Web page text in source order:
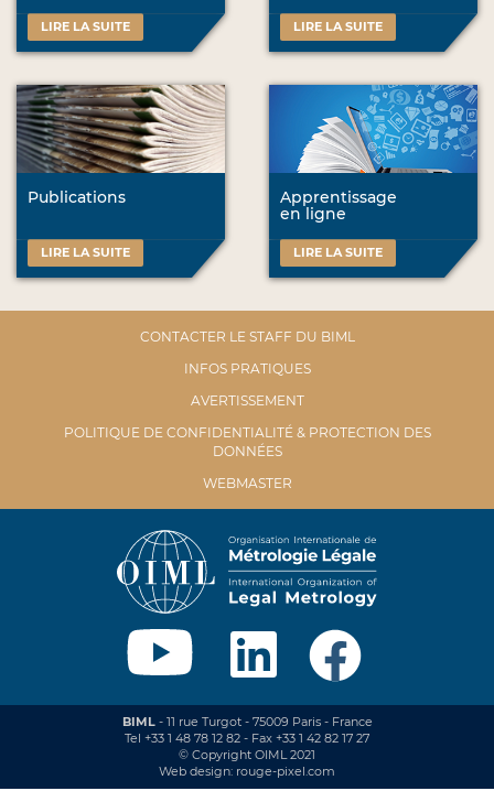
LIRE LA SUITE LIRE LA SUITE
Publications
LIRE LA SUITE
Apprentissage
en ligne
LIRE LA SUITE
CONTACTER LE STAFF DU BIML
INFOS PRATIQUES
AVERTISSEMENT
POLITIQUE DE CONFIDENTIALITÉ & PROTECTION DES
DONNÉES
WEBMASTER
BIML- 11 rue Turgot - 75009 Paris - France
Tel +33 1 48 78 12 82 - Fax +33 1 42 82 17 27
© Copyright OIML 2021
Web design: rouge-pixel.com